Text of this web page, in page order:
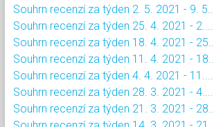
Souhrn recenzí za týden 2. 5. 2021 - 9. 5....
Souhrn recenzí za týden 25. 4. 2021 - 2....
Souhrn recenzí za týden 18. 4. 2021 - 25....
Souhrn recenzí za týden 11. 4. 2021 - 18....
Souhrn recenzí za týden 4. 4. 2021 - 11....
Souhrn recenzí za týden 28. 3. 2021 - 4....
Souhrn recenzí za týden 21. 3. 2021 - 28....